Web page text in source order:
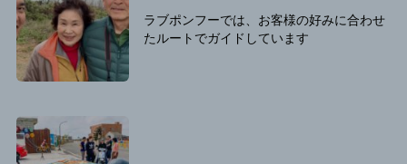
ラブポンフーでは、お客様の好みに合わせ
たルートでガイドしています